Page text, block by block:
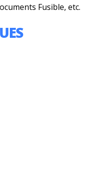
Fusible, etc.